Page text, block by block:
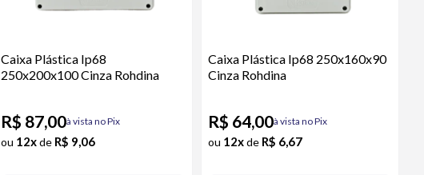
Caixa Plástica Ip68
250x200x100 Cinza Rohdina
R$ 87,00à vista no Pix
ou 12xde R$ 9,06
Caixa Plástica Ip68 250x160x90
Cinza Rohdina
R$ 64,00à vista no Pix
ou 12x de R$ 6,67